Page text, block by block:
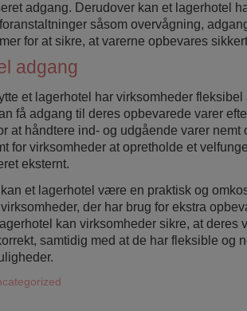
adgang. Derudover kan et lagerhotel
såsom overvågning,
for at sikre, at varerne opbevares
adgang
et lagerhotel har virksomheder
få adgang til deres opbevarede varer
at håndtere ind- og udgående varer nemt
for virksomheder at opretholde et
eksternt.
et lagerhotel være en praktisk og
der har brug for ekstra
kan virksomheder sikre, at deres
samtidig med at de har fleksible og